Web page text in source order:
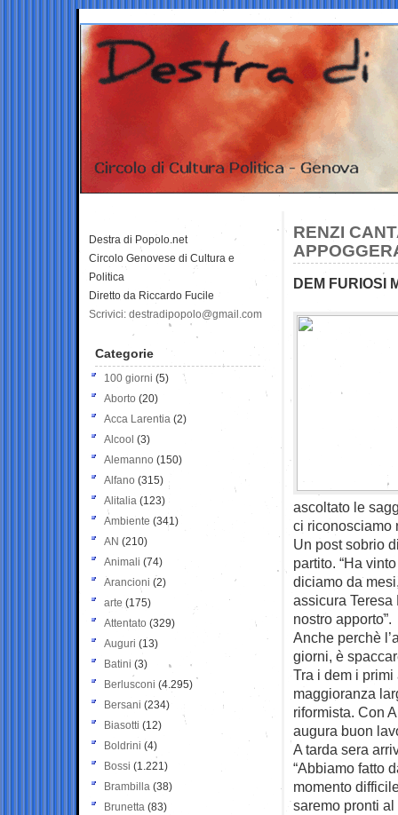
RENZI
DEM FURIOSI
ascoltato le
ci riconosciamo
Un post sobrio
partito. “Ha
diciamo da
assicura
nostro apporto”.
Anche perchè
giorni, è
Tra i dem i
maggioranza
riformista. Con
augura buon
A tarda sera
“Abbiamo fatto
momento
saremo pronti
Destra di Popolo.net
Circolo Genovese di Cultura e
Politica
Diretto da Riccardo Fucile
Scrivici: destradipopolo@gmail.com
Categorie
100 giorni (5)
Aborto (20)
Acca Larentia (2)
Alcool (3)
Alemanno (150)
Alfano (315)
Alitalia (123)
Ambiente (341)
AN (210)
Animali (74)
Arancioni (2)
arte (175)
Attentato (329)
Auguri (13)
Batini (3)
Berlusconi (4.295)
Bersani (234)
Biasotti (12)
Boldrini (4)
Bossi (1.221)
Brambilla (38)
Brunetta (83)